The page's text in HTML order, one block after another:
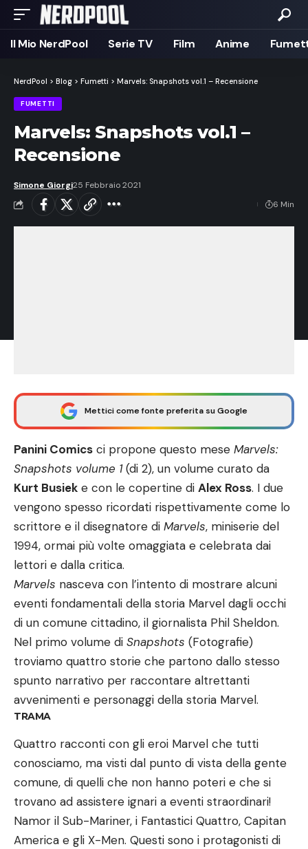
Il Mio NerdPool Serie TV Film Anime
NerdPool > Blog > Fumetti > Marvels: Snapshots vol.1 – Recensione
FUMETTI
Marvels: Snapshots vol.1 –
Recensione
Simone Giorgi25 Febbraio 2021
6 Min
Mettici come fonte preferita su Google
Panini Comics ci propone questo mese Marvels:
Snapshots volume 1(di 2), un volume curato da
Kurt Busiek e con le copertine di Alex Ross. I due
vengono spesso ricordati rispettivamente come lo
scrittore e il disegnatore di Marvels, miniserie del
1994, ormai più volte omaggiata e celebrata dai
lettori e dalla critica.
Marvels nasceva con l’intento di mostrare alcuni
eventi fondamentali della storia Marvel dagli occhi
di un comune cittadino, il giornalista Phil Sheldon.
Nel primo volume di Snapshots (Fotografie)
troviamo quattro storie che partono dallo stesso
spunto narrativo per raccontare altrettanti
avvenimenti e personaggi della storia Marvel.
TRAMA
Quattro racconti con gli eroi Marvel che tutti
conosciamo, ma visti dal punto di vista della gente
comune, di quelli che non hanno poteri e che si
trovano ad assistere ignari a eventi straordinari!
Namor il Sub-Mariner, i Fantastici Quattro, Capitan
America e gli X-Men. Questi sono i protagonisti di